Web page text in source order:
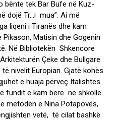
bënte tek Bar Bufe në Kuz-
dojë Tr…i mua”. Ai më
liqeni i Tiranës dhe kam
Matisin dhe Gogenin
Në Bibliotekën Shkencore
Çeke dhe Bullgare.
nivelit Europian. Gjatë kohës
e huaja përveç Italishtes
fundit e kam bërë në shkollë
metodën e Nina Potapovës,
vetë, të cilat bashkë